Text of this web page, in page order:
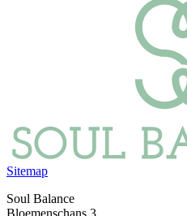
Sitemap
Soul Balance
Bloemenschans 3